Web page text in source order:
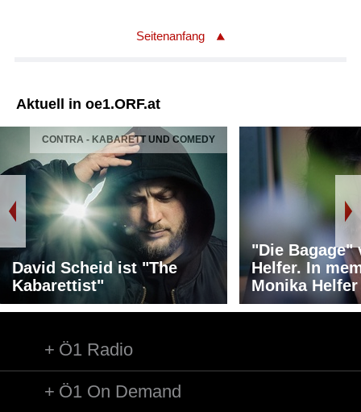
Seitenanfang
Aktuell in oe1.ORF.at
CONTRA - KABARETT UND COMEDY
David Scheid ist "The
Kabarettist"
"Die Bagage"
Helfer. In
Monika Helfer
Ö1 Radio
Ö1 On Demand